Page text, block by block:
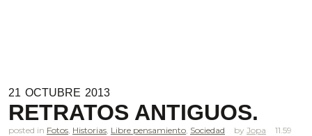
21 OCTUBRE 2013
RETRATOS ANTIGUOS.
posted in Fotos, Historias, Libre pensamiento, Sociedad Jopa
11.59